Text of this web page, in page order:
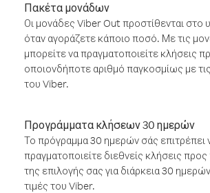
Πακέτα μονάδων
Οι μονάδες Viber Out προστίθενται στο
όταν αγοράζετε κάποιο ποσό. Με τις
μπορείτε να πραγματοποιείτε κλήσεις
οποιονδήποτε αριθμό παγκοσμίως με
του Viber.
Προγράμματα κλήσεων 30 ημερών
Το πρόγραμμα 30 ημερών σάς επιτρέπει
πραγματοποιείτε διεθνείς κλήσεις
της επιλογής σας για διάρκεια 30
τιμές του Viber.